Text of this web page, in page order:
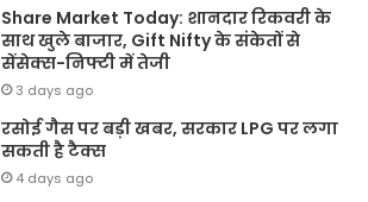
Share Market Today: शानदार रिकवरी के
साथ खुले बाजार, Gift Nifty के संकेतों से
सेंसेक्स-निफ्टी में तेजी
3 days ago
रसोई गैस पर बड़ी खबर, सरकार LPG पर लगा
सकती है टैक्स
4 days ago